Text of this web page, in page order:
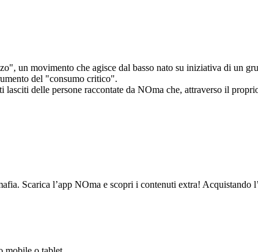
un movimento che agisce dal basso nato su iniziativa di un
del "consumo critico".
delle persone raccontate da NOma che, attraverso il
Scarica l’app NOma e scopri i contenuti extra! Acquistando